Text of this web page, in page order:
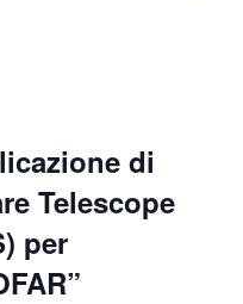
di
Telescope
per